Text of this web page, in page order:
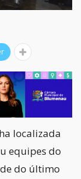
localizada
equipes do
do último